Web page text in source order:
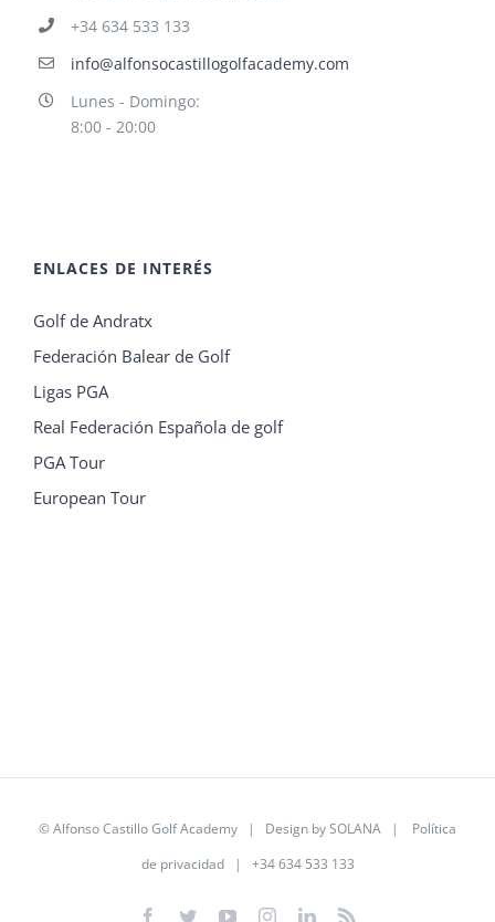
+34 634 533 133
info@alfonsocastillogolfacademy.com
Lunes - Domingo:
8:00 - 20:00
ENLACES DE INTERÉS
Golf de Andratx
Federación Balear de Golf
Ligas PGA
Real Federación Española de golf
PGA Tour
European Tour
©Alfonso Castillo Golf Academy | Design bySOLANA | Política
de privacidad| +34 634 533 133
Facebook
TwitterYouTubeInstagramLinkedin